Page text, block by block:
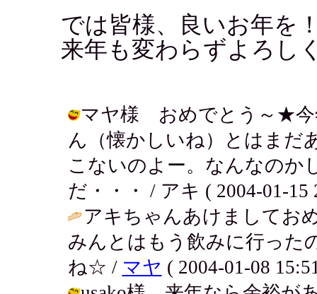
では皆様、良いお年を
来年も変わらずよろし
マヤ様 おめでとう～★今
ん（懐かしいね）とはまだ
こないのよー。なんなのか
だ・・・ / アキ ( 2004-01-15
アキちゃんあけましてお
みんとはもう飲みに行った
ね☆ / マヤ ( 2004-01-08